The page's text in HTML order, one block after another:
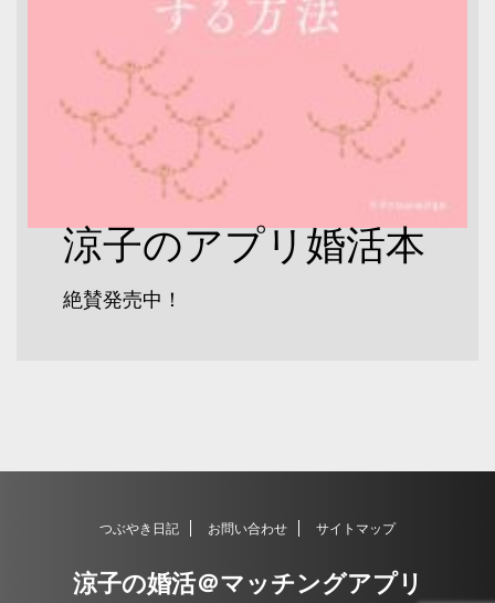
涼子のアプリ婚活本
絶賛発売中！
つぶやき日記 お問い合わせ サイトマップ
涼子の婚活＠マッチングアプリ